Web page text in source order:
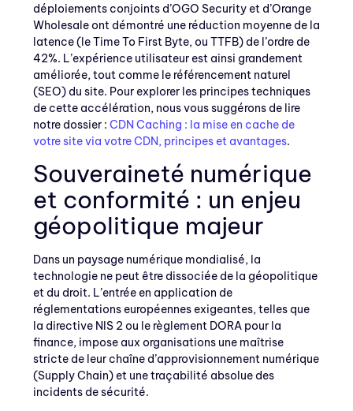
déploiements conjoints d’OGO Security et d’Orange
Wholesale ont démontré une réduction moyenne de la
latence (le Time To First Byte, ou TTFB) de l’ordre de
42%. L’expérience utilisateur est ainsi grandement
améliorée, tout comme le référencement naturel
(SEO) du site. Pour explorer les principes techniques
de cette accélération, nous vous suggérons de lire
notre dossier : CDN Caching : la mise en cache de
votre site via votre CDN, principes et avantages.
Souveraineté numérique
et conformité : un enjeu
géopolitique majeur
Dans un paysage numérique mondialisé, la
technologie ne peut être dissociée de la géopolitique
et du droit. L’entrée en application de
réglementations européennes exigeantes, telles que
la directive NIS 2 ou le règlement DORA pour la
finance, impose aux organisations une maîtrise
stricte de leur chaîne d’approvisionnement numérique
(Supply Chain) et une traçabilité absolue des
incidents de sécurité.